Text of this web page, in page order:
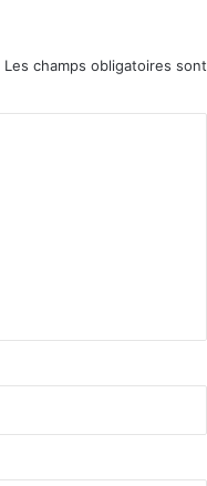
Les champs obligatoires sont